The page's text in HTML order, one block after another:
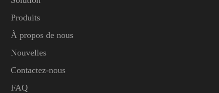
Produits
À propos de nous
Nouvelles
Contactez-nous
FAQ